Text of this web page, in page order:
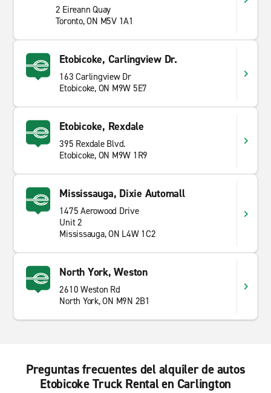
2 Eireann Quay
Toronto, ON M5V 1A1
Etobicoke, Carlingview Dr.
163 Carlingview Dr
Etobicoke, ON M9W 5E7
Etobicoke, Rexdale
395 Rexdale Blvd.
Etobicoke, ON M9W 1R9
Mississauga, Dixie Automall
1475 Aerowood Drive
Unit 2
Mississauga, ON L4W 1C2
North York, Weston
2610 Weston Rd
North York, ON M9N 2B1
Preguntas frecuentes del alquiler de autos
Etobicoke Truck Rental en Carlington